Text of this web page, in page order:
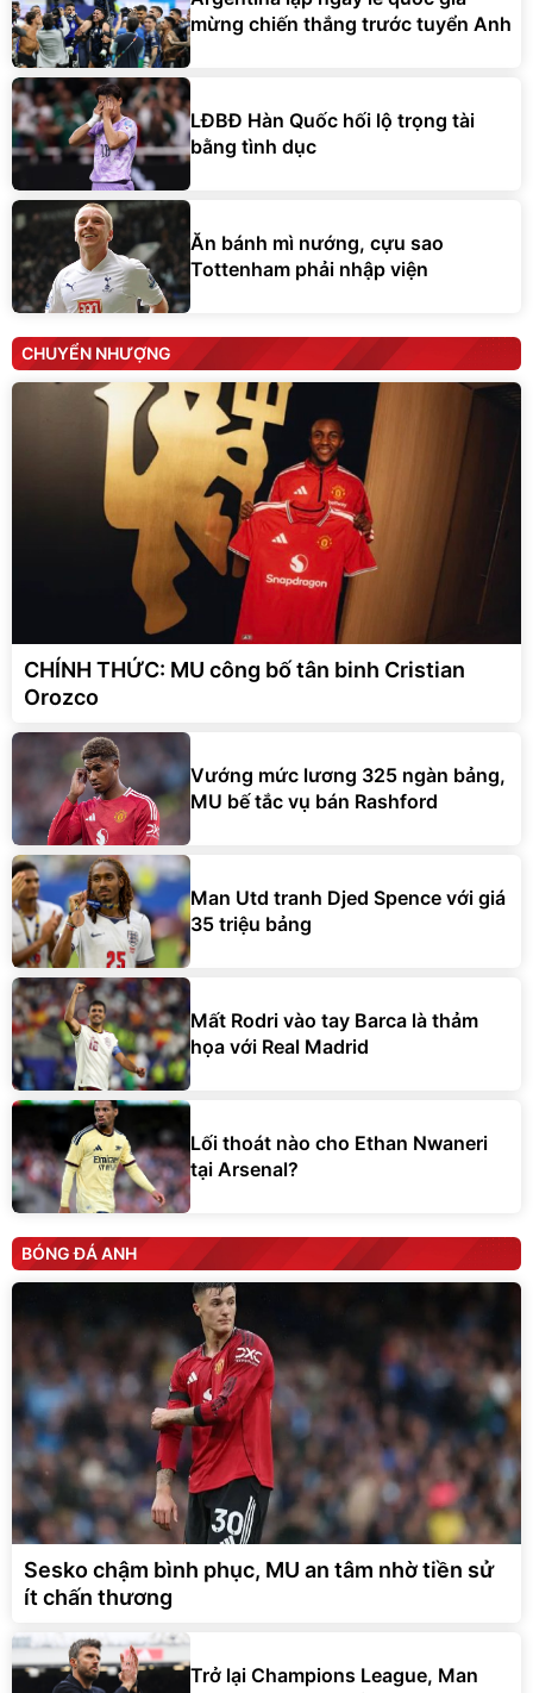
mừng chiến thắng trước tuyển Anh
LĐBĐ Hàn Quốc hối lộ trọng tài
bằng tình dục
Ăn bánh mì nướng, cựu sao
Tottenham phải nhập viện
CHUYỂN NHƯỢNG
CHÍNH THỨC: MU công bố tân binh Cristian
Orozco
Vướng mức lương 325 ngàn bảng,
MU bế tắc vụ bán Rashford
Man Utd tranh Djed Spence với giá
35 triệu bảng
Mất Rodri vào tay Barca là thảm
họa với Real Madrid
Lối thoát nào cho Ethan Nwaneri
tại Arsenal?
BÓNG ĐÁ ANH
Sesko chậm bình phục, MU an tâm nhờ tiền sử
ít chấn thương
Trở lại Champions League, Man